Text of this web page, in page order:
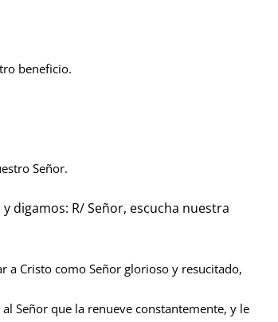
beneficio.
Señor.
digamos: R/ Señor, escucha nuestra
a Cristo como Señor glorioso y resucitado,
Señor que la renueve constantemente, y le